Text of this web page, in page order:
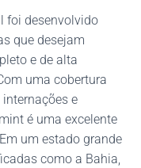
foi desenvolvido
que desejam
e de alta
uma cobertura
e
é uma excelente
um estado grande
como a Bahia,